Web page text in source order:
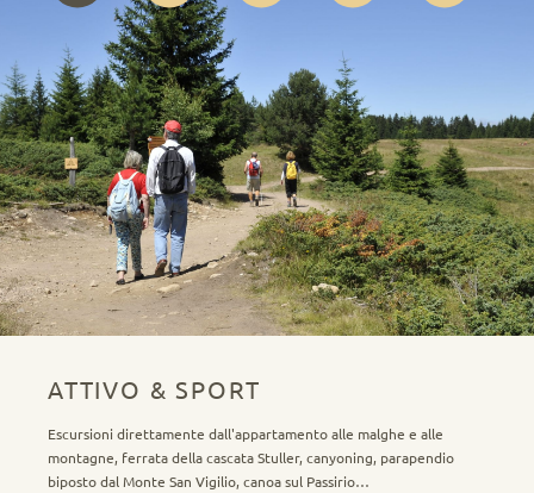
ATTIVO & SPORT
Escursioni direttamente dall'appartamento alle malghe e alle
montagne, ferrata della cascata Stuller, canyoning, parapendio
biposto dal Monte San Vigilio, canoa sul Passirio…